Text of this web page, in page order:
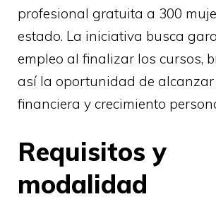
profesional gratuita a 300
estado. La iniciativa busca
empleo al finalizar los cursos,
así la oportunidad de
financiera y crecimiento
Requisitos y
modalidad